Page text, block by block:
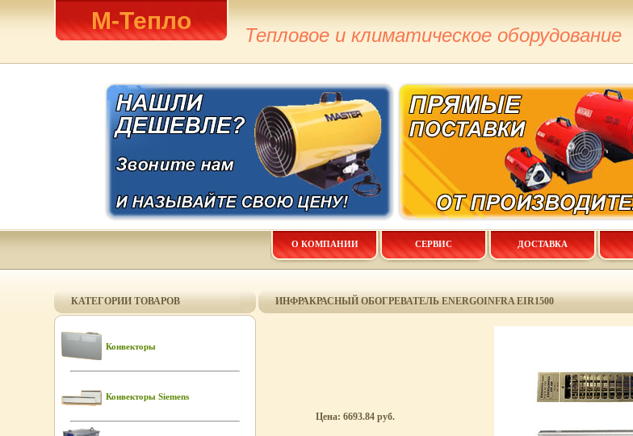
М-Тепло
Тепловое и климатическое оборудование
О КОМПАНИИ СЕРВИС ДОСТАВКА
КАТЕГОРИИ ТОВАРОВ
Конвекторы
Конвекторы Siemens
ИНФРАКРАСНЫЙ ОБОГРЕВАТЕЛЬ ENERGOINFRA EIR1500
Цена: 6693.84 руб.